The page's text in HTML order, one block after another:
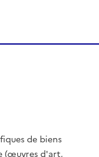
de biens
(œuvres d'art,